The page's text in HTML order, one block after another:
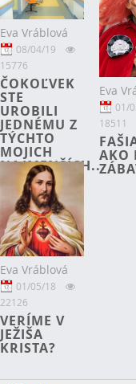
Eva Vráblová
08/04/19
15776
ČOKOĽVEK
STE
UROBILI
JEDNÉMU Z
TÝCHTO
MOJICH
NAJMENŠÍCH...
Eva
01/
18511
AKO
Eva Vráblová
01/05/18
22126
VERÍME V
JEŽIŠA
KRISTA?